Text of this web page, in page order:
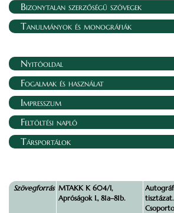
Bizonytalan szerzőségű szövegek
Tanulmányok és monográfiák
Nyitóoldal
Fogalmak és használat
Impresszum
Feltöltési napló
Társportálok
Szövegforrás MTAKK K 604/I,
Apróságok I., 81a–81b.
Autográf
tisztázat.